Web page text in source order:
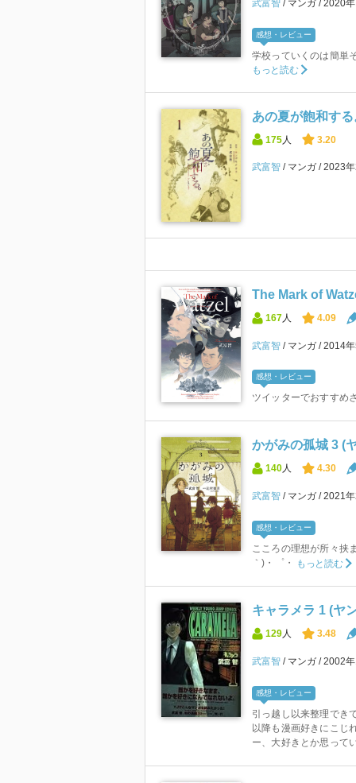
武富智 マンガ 2020
感想・レビュー
学校っていくのは簡単
もっと読む
あの夏が飽和す
175 人 3.20
武富智 マンガ 2023
The Mark of
167 人 4.09
武富智 マンガ 2014
感想・レビュー
ツイッターでおすすめ
かがみの孤城 3 (
140人 4.30
武富智 マンガ 2021
感想・レビュー
こころの理想が所々挟
｀)・゜・
もっと読む
キャラメラ 1 (ヤ
129人 3.48
武富智 マンガ 2002
感想・レビュー
引っ越し以来整理でき
以降も漫画好きにこじ
ー、大好きとか思って